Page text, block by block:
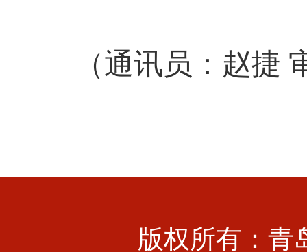
（通讯员：赵捷
版权所有：青